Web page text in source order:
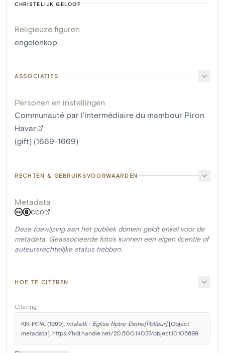
CHRISTELIJK GELOOF
Religieuze figuren
engelenkop
ASSOCIATIES
Personen en instellingen
Communauté par l'intermédiaire du mambour Piron
Havar
(gift) (1669-1669)
RECHTEN & GEBRUIKSVOORWAARDEN
Metadata
CC0
Deze toewijzing aan het publiek domein geldt enkel voor de
metadata. Geassocieerde foto's kunnen een eigen licentie of
auteursrechtelijke status hebben.
HOE TE CITEREN
Citering
KIK-IRPA. (1999). miskelk - Eglise Notre-Dame[Polleur] [Object
metadata]. https://hdl.handle.net/20.500.14037/object.10105698